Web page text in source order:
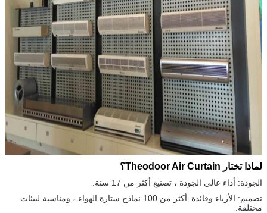
لماذا تختار Theodoor Air Curtain؟
الجودة: أداء عالي الجودة ، تصنيع أكثر من 17 سنة.
تصميم: الأزياء وفائدة.
أكثر من 100 نماذج ستارة الهواء ، ومناسبة لبيئات
مختلفة.